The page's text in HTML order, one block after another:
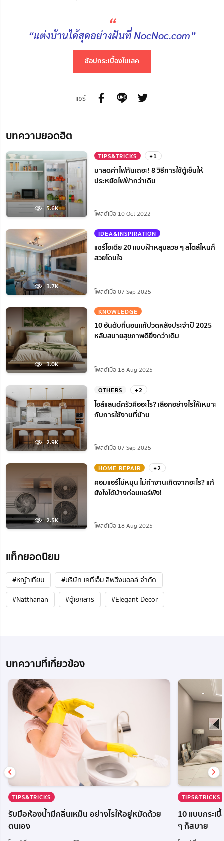
“
“แต่งบ้านได้สุดอย่างฝันที่ NocNoc.com”
ช้อปกระเบื้องโมเสค
แชร์
บทความยอดฮิต
5.6K
TIPS&TRICKS +1
มาลดค่าไฟกันเถอะ! 8 วิธีการใช้ตู้เย็นให้
ประหยัดไฟฟ้ากว่าเดิม
โพสต์เมื่อ 10 Oct 2022
3.7K
IDEA&INSPIRATION
แชร์ไอเดีย 20 แบบฝ้าหลุมสวย ๆ สไตล์ไหนก็
สวยโดนใจ
โพสต์เมื่อ 07 Sep 2025
3.0K
KNOWLEDGE
10 อันดับที่นอนแก้ปวดหลังประจำปี 2025
หลับสบายสุขภาพดียิ่งกว่าเดิม
โพสต์เมื่อ 18 Aug 2025
2.9K
OTHERS +2
ไอส์แลนด์ครัวคืออะไร? เลือกอย่างไรให้เหมาะ
กับการใช้งานที่บ้าน
โพสต์เมื่อ 07 Sep 2025
2.5K
HOME REPAIR +2
คอมแอร์ไม่หมุน ไม่ทํางานเกิดจากอะไร? แก้
ยังไงได้บ้างก่อนแอร์พัง!
โพสต์เมื่อ 18 Aug 2025
แท็กยอดนิยม
#หญ้าเทียม
#บริษัท เคทีเอ็ม ลิฟวิ่งมอลล์ จำกัด
#Natthanan
#ตู้เอกสาร #Elegant Decor
บทความที่เกี่ยวข้อง
TIPS&TRICKS
รับมือห้องน้ำมีกลิ่นเหม็น อย่างไรให้อยู่หมัดด้วย
ตนเอง
TIPS&TRICKS
10 แบบกระเ
ๆ ก็สบาย